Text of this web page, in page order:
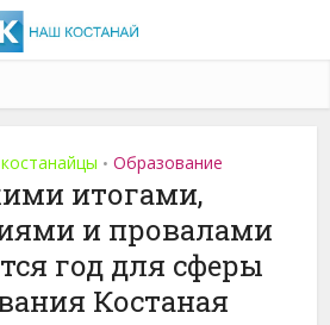
• Образование
итогами,
и провалами
год для сферы
Костаная